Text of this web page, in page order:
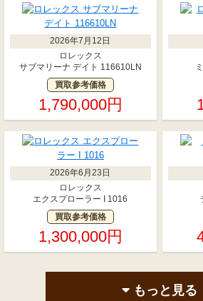
2026年7月12日
ロレックス
サブマリーナ デイト 116610LN
買取参考価格
1,790,000円
2026年6月23日
ロレックス
エクスプローラー I 1016
買取参考価格
1,300,000円
もっと見る